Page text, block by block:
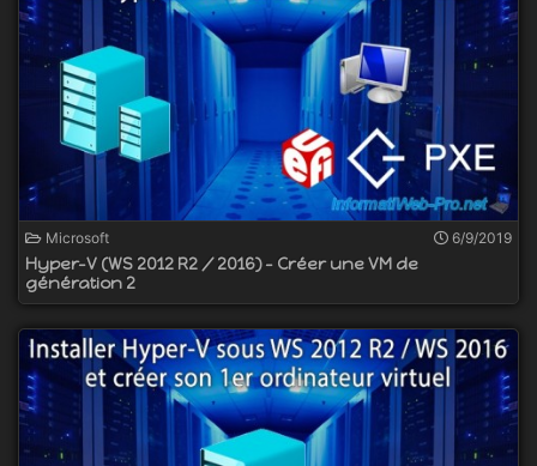
Microsoft 6/9/2019
Hyper-V (WS 2012 R2 / 2016) - Créer une VM de
génération 2